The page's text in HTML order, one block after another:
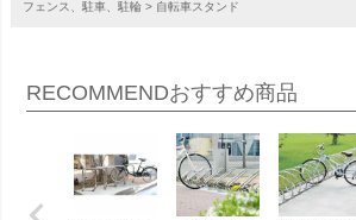
フェンス、駐車、駐輪 自転車スタンド
RECOMMENDおすすめ商品